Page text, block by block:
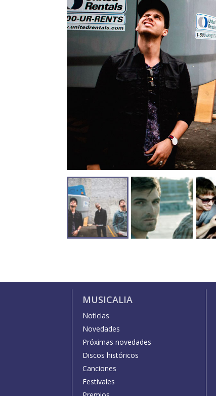
MUSICALIA
Noticias
Novedades
Próximas novedades
Discos históricos
Canciones
Festivales